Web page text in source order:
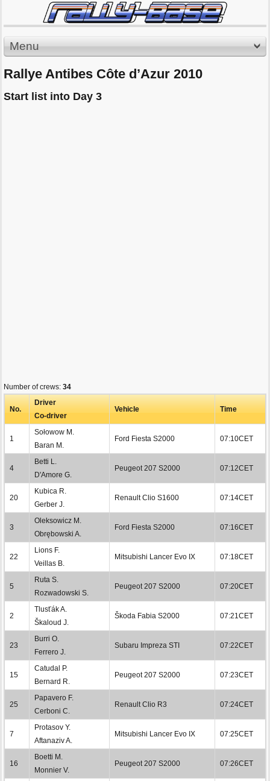
Menu
Rallye Antibes Côte d’Azur 2010
Start list into Day 3
Number of crews: 34
No.
Driver
Co-driver
Vehicle Time
1
Sołowow M.
Baran M.
Ford Fiesta S2000 07:10CET
4
Betti L.
D'Amore G.
Peugeot 207 S2000 07:12CET
20
Kubica R.
Gerber J.
Renault Clio S1600 07:14CET
3
Oleksowicz M.
Obrębowski A.
Ford Fiesta S2000 07:16CET
22
Lions F.
Veillas B.
Mitsubishi Lancer Evo IX 07:18CET
5
Ruta S.
Rozwadowski S.
Peugeot 207 S2000 07:20CET
2
Tlusťák A.
Škaloud J.
Škoda Fabia S2000 07:21CET
23
Burri O.
Ferrero J.
Subaru Impreza STI 07:22CET
15
Catudal P.
Bernard R.
Peugeot 207 S2000 07:23CET
25
Papavero F.
Cerboni C.
Renault Clio R3 07:24CET
7
Protasov Y.
Aftanaziv A.
Mitsubishi Lancer Evo IX 07:25CET
16
Boetti M.
Monnier V.
Peugeot 207 S2000 07:26CET